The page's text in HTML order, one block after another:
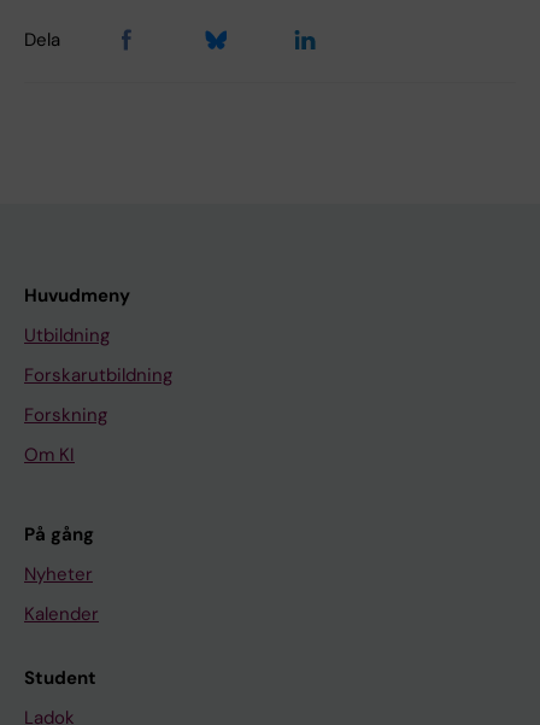
Dela
Huvudmeny
Utbildning
Forskarutbildning
Forskning
Om KI
På gång
Nyheter
Kalender
Student
Ladok